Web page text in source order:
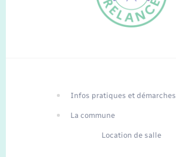
Traduction du
Infos pratiques et démarches
La commune
Location de salle